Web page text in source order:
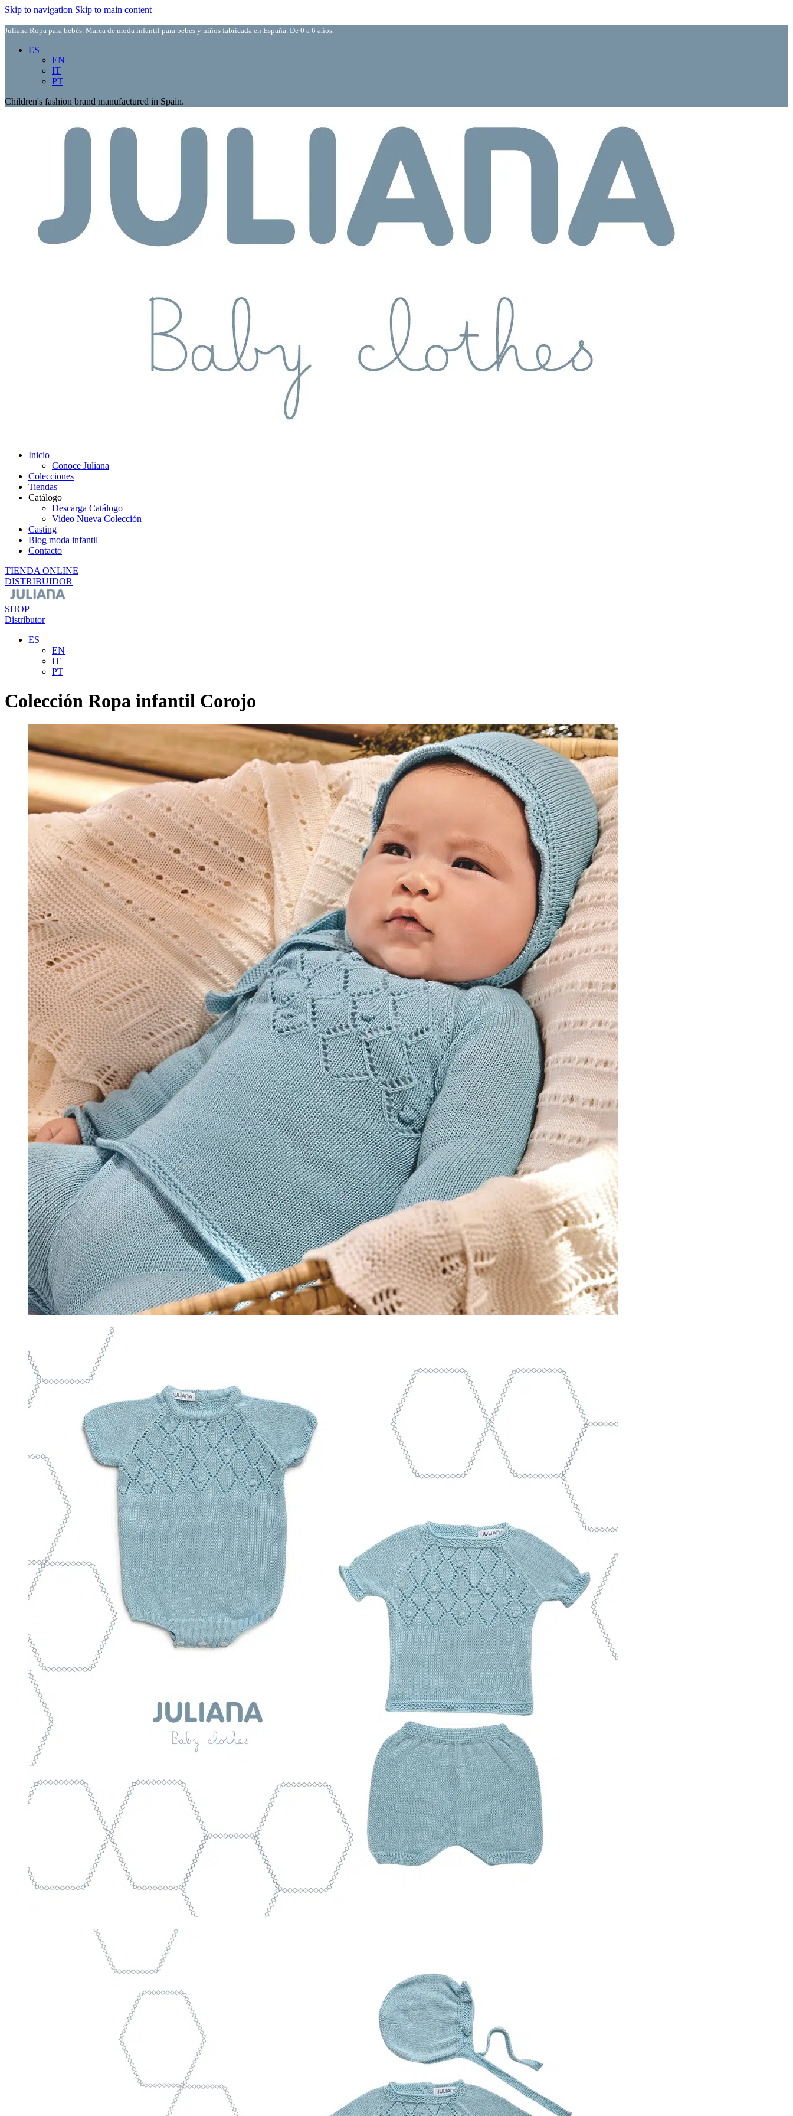
Skip to navigation Skip to main content
Juliana Ropa para bebés. Marca de moda infantil para bebes y niños fabricada en España. De 0 a 6 años.
ES
EN
IT
PT
Children's fashion brand manufactured in Spain.
Inicio
Conoce Juliana
Colecciones
Tiendas
Catálogo
Descarga Catálogo
Video Nueva Colección
Casting
Blog moda infantil
Contacto
TIENDA ONLINE
DISTRIBUIDOR
SHOP
Distributor
ES
EN
IT
PT
Colección Ropa infantil Corojo